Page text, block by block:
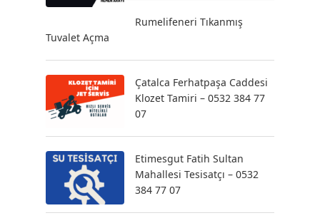
Rumelifeneri Tıkanmış
Tuvalet Açma
Çatalca Ferhatpaşa Caddesi
Klozet Tamiri – 0532 384 77
07
Etimesgut Fatih Sultan
Mahallesi Tesisatçı – 0532
384 77 07